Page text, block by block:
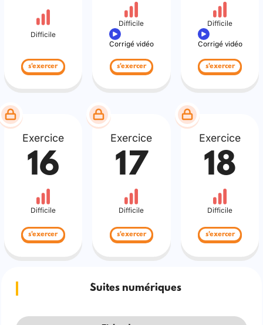
Difficile
s'exercer
Difficile
Corrigé vidéo
s'exercer
Difficile
Corrigé vidéo
s'exercer
Exercice
16
Difficile
s'exercer
Exercice
17
Difficile
s'exercer
Exercice
18
Difficile
s'exercer
Suites numériques